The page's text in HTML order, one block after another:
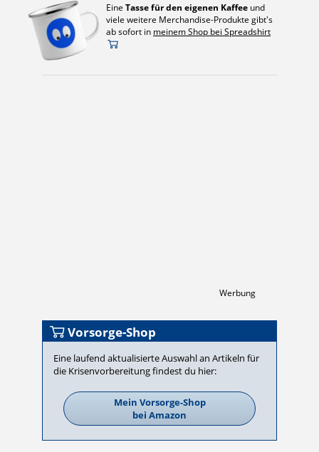
Eine Tasse für den eigenen Kaffee und
viele weitere Merchandise-Produkte gibt's
ab sofort in meinem Shop bei Spreadshirt
Werbung
Vorsorge-Shop
Eine laufend aktualisierte Auswahl an Artikeln für
die Krisen­vor­be­rei­tung findest du hier:
Mein Vorsorge-Shop
bei Amazon